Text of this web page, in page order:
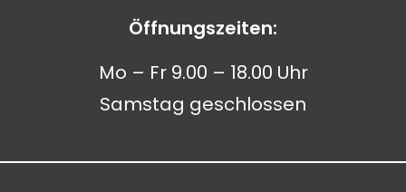
Öffnungszeiten:
Mo – Fr 9.00 – 18.00 Uhr
Samstag geschlossen